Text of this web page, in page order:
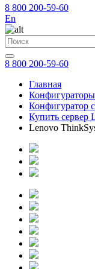
8 800 200-59-60
En
8 800 200-59-60
Главная
Конфигураторы
Конфигуратор
Купить сервер
Lenovo